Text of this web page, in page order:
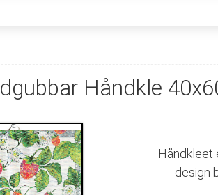
Håndkle
Håndkleet
design